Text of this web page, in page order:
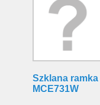
Szklana
MCE731W